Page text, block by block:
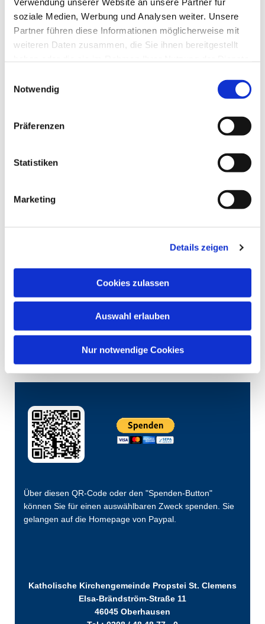
soziale Medien, Werbung und Analysen weiter. Unsere
Partner führen diese Informationen möglicherweise mit
weiteren Daten zusammen, die Sie ihnen bereitgestellt
Notwendig
Präferenzen
Statistiken
Marketing
Details zeigen
Cookies zulassen
Auswahl erlauben
Nur notwendige Cookies
Dies könnte Sie auch
interessieren
Über diesen QR-Code oder den "Spenden-Button"
können Sie für einen auswählbaren Zweck spenden. Sie
gelangen auf die Homepage von Paypal.
Katholische Kirchengemeinde Propstei St. Clemens
Elsa-Brändström-Straße 11
46045 Oberhausen